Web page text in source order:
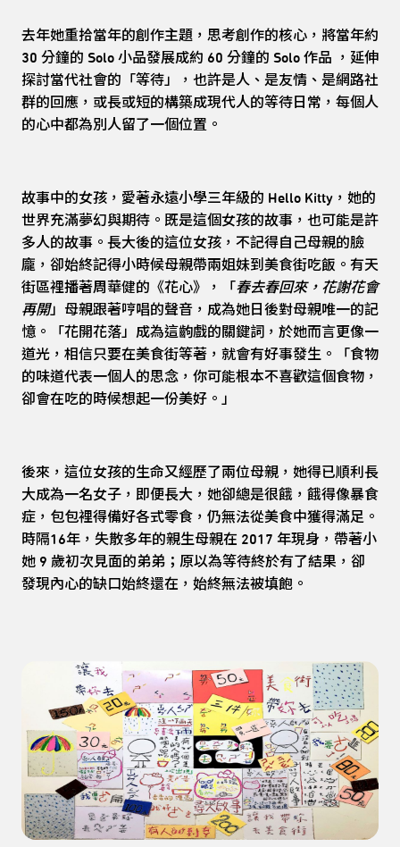
去年她重拾當年的創作主題，思考創作的核心，將當年約
30 分鐘的 Solo 小品發展成約 60 分鐘的 Solo 作品 ，延伸
探討當代社會的「等待」，也許是人、是友情、是網路社
群的回應，或長或短的構築成現代人的等待日常，每個人
的心中都為別人留了一個位置。
故事中的女孩，愛著永遠小學三年級的 Hello Kitty，她的
世界充滿夢幻與期待。既是這個女孩的故事，也可能是許
多人的故事。長大後的這位女孩，不記得自己母親的臉
龐，卻始終記得小時候母親帶兩姐妹到美食街吃飯。有天
街區裡播著周華健的《花心》，「 春去春回來，花謝花會
再開」母親跟著哼唱的聲音，成為她日後對母親唯一的記
憶。「花開花落」成為這齣戲的關鍵詞，於她而言更像一
道光，相信只要在美食街等著，就會有好事發生。「食物
的味道代表一個人的思念，你可能根本不喜歡這個食物，
卻會在吃的時候想起一份美好。」
後來，這位女孩的生命又經歷了兩位母親，她得已順利長
大成為一名女子，即便長大，她卻總是很餓，餓得像暴食
症，包包裡得備好各式零食，仍無法從美食中獲得滿足。
時隔16年，失散多年的親生母親在 2017 年現身，帶著小
她 9 歲初次見面的弟弟；原以為等待終於有了結果，卻
發現內心的缺口始終還在，始終無法被填飽。